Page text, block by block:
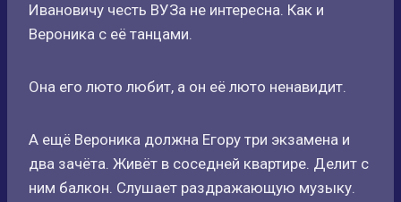
Ивановичу честь ВУЗа не интересна. Как и
Вероника с её танцами.
Она его люто любит, а он её люто ненавидит.
А ещё Вероника должна Егору три экзамена и
два зачёта. Живёт в соседней квартире. Делит с
ним балкон. Слушает раздражающую музыку.